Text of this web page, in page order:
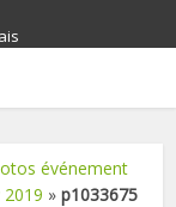
événement
»p1033675